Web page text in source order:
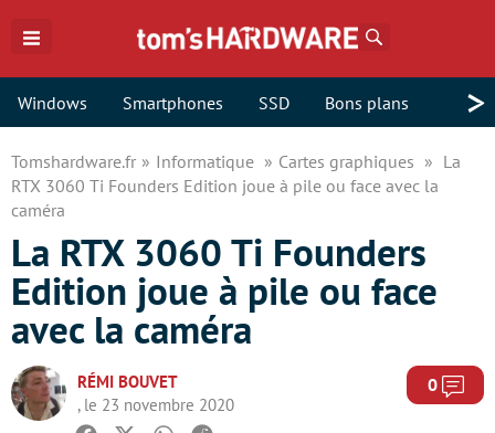
Windows Smartphones SSD Bons plans >
Tomshardware.fr Informatique Cartes graphiques
La
RTX 3060 Ti Founders Edition joue à pile ou face avec la
caméra
La RTX 3060 Ti Founders
Edition joue à pile ou face
avec la caméra
RÉMI BOUVET
, le 23 novembre 2020
0